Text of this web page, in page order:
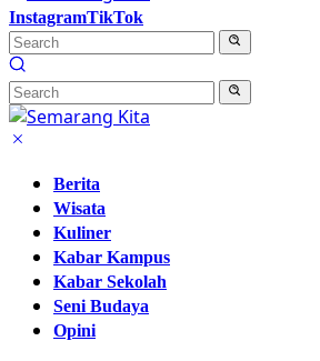
InstagramTikTok
Berita
Wisata
Kuliner
Kabar Kampus
Kabar Sekolah
Seni Budaya
Opini